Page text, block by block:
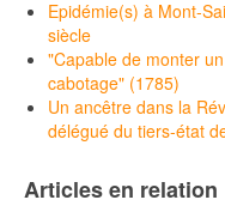
Epidémie(s) à Mont-
siècle
"Capable de monter
cabotage" (1785)
Un ancêtre dans la
délégué du tiers-état
Articles en relation